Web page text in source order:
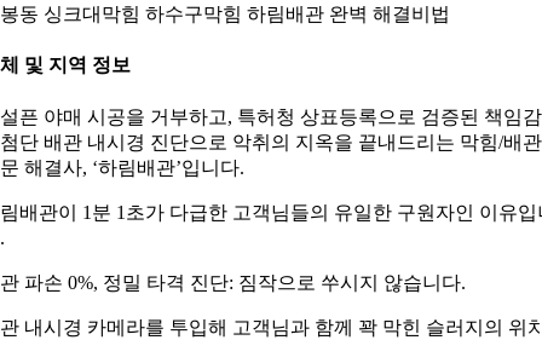
동 싱크대막힘 하수구막힘 하림배관 완벽 해결비법
및 지역 정보
픈 야매 시공을 거부하고, 특허청 상표등록으로 검증된 책임
단 배관 내시경 진단으로 악취의 지옥을 끝내드리는 막힘/배관
해결사, ‘하림배관’입니다.
배관이 1분 1초가 다급한 고객님들의 유일한 구원자인 이유입
파손 0%, 정밀 타격 진단: 짐작으로 쑤시지 않습니다.
내시경 카메라를 투입해 고객님과 함께 꽉 막힌 슬러지의 위